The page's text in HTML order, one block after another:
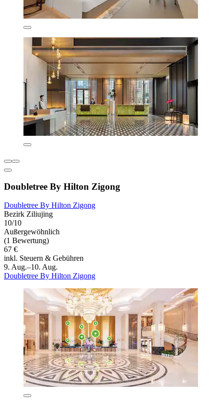
Doubletree By Hilton Zigong
Doubletree By Hilton Zigong
Bezirk Ziliujing
10/10
Außergewöhnlich
(1 Bewertung)
67 €
inkl. Steuern & Gebühren
9. Aug.–10. Aug.
Doubletree By Hilton Zigong